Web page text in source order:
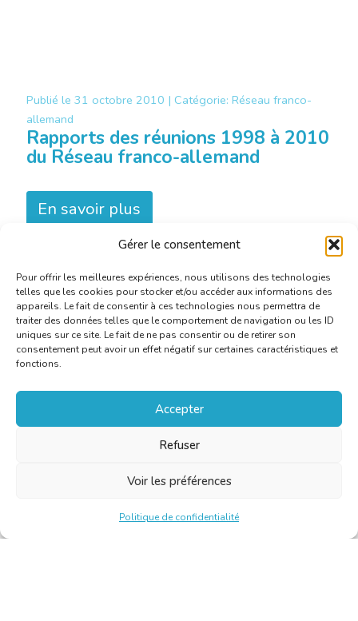
Gérer le consentement
Pour offrir les meilleures expériences, nous utilisons des technologies
telles que les cookies pour stocker et/ou accéder aux informations des
appareils. Le fait de consentir à ces technologies nous permettra de
traiter des données telles que le comportement de navigation ou les ID
uniques sur ce site. Le fait de ne pas consentir ou de retirer son
consentement peut avoir un effet négatif sur certaines caractéristiques et
fonctions.
Accepter
Refuser
Voir les préférences
Politique de confidentialité
Publié le 31 octobre 2010 | Catégorie: Réseau franco-
allemand
Rapports des réunions 1998 à 2010
du Réseau franco-allemand
En savoir plus